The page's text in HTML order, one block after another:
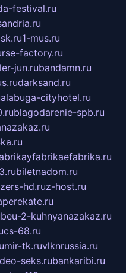
festival.ru
1-mus.ru
factory.ru
jun.rubandamn.ru
darksand.ru
alabuga-cityhotel.ru
blagodarenie-spb.ru
biletnadom.ru
hd.ruz-host.ru
2-kuhnyanazakaz.ru
cs-68.ru
mir-tk.ruvlknrussia.ru
seks.rubankaribi.ru